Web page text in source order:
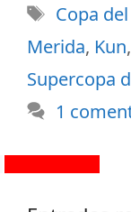
Copa del
Merida, Kun,
Supercopa
1